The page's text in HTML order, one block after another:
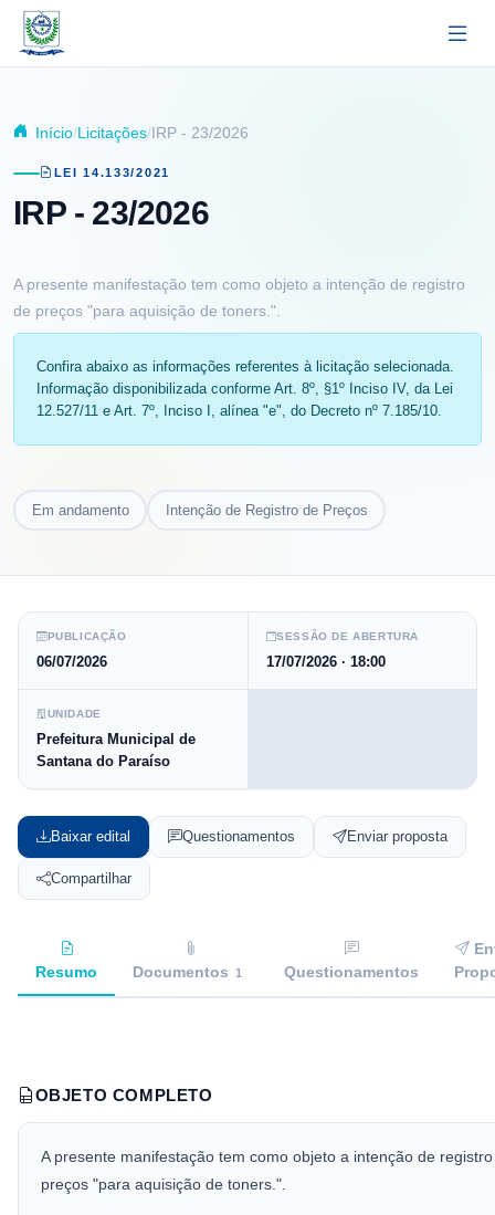
Pular para o conteúdo principal
Início Licitações IRP - 23/2026
LEI 14.133/2021
IRP - 23/2026
Em andamento Intenção de Registro de Preços
A presente manifestação tem como objeto a intenção de registro
de preços "para aquisição de toners.".
Confira abaixo as informações referentes à licitação selecionada.
Informação disponibilizada conforme Art. 8º, §1º Inciso IV, da Lei
12.527/11 e Art. 7º, Inciso I, alínea "e", do Decreto nº 7.185/10.
PUBLICAÇÃO
06/07/2026
SESSÃO DE ABERTURA
17/07/2026· 18:00
UNIDADE
Prefeitura Municipal de
Santana do Paraíso
Baixar edital Questionamentos Enviar proposta
Compartilhar
Resumo Documentos 1 Questionamentos
OBJETO COMPLETO
A presente manifestação tem como objeto a intenção de
preços "para aquisição de toners.".